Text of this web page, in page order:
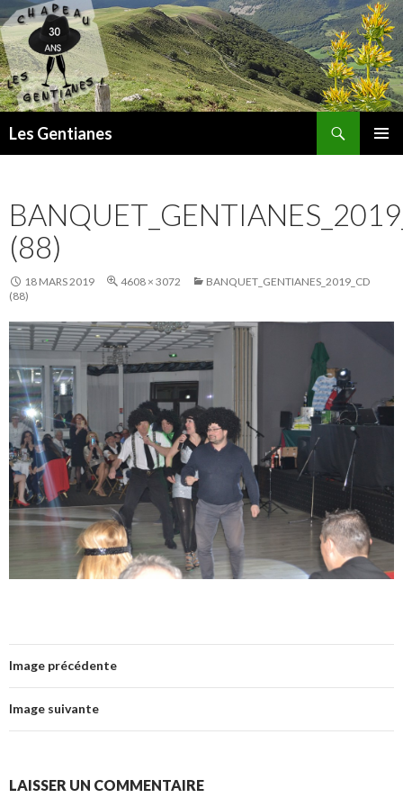
Les Gentianes
(88)
18 MARS 2019 4608 × 3072
BANQUET_GENTIANES_2019_CD
(88)
Image précédente
Image suivante
LAISSER UN COMMENTAIRE